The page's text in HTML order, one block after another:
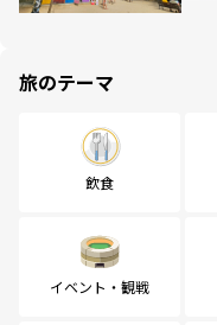
旅のテーマ
飲食
イベント・観戦